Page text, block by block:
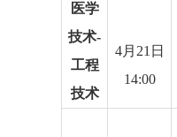
医学
技术-
工程
技术
4月 21 日
14:00